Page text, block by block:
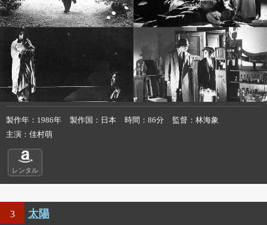
製作年 1986年 製作国 日本 時間 86分 監督
林海象
主演
佳村萌
レンタル
3 太陽